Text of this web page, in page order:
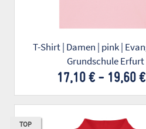
T-Shirt | Damen | pink | Evangelische
Grundschule Erfurt
17,10 € - 19,60 €
TOP